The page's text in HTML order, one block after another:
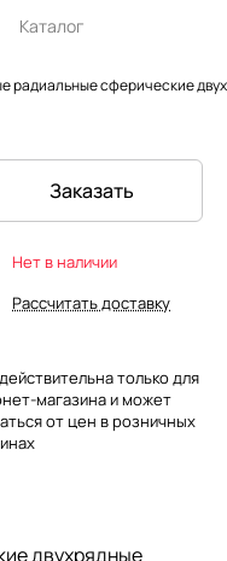
Каталог
радиальные сферические
Заказать
Нет в наличии
Рассчитать доставку
только для
магазина и может
от цен в розничных
двухрядные